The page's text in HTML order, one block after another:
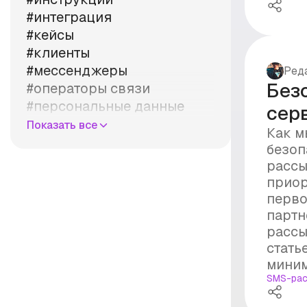
#интеграция
#кейсы
#клиенты
#мессенджеры
#операторы связи
#персональные данные
#правила
Показать все
Как
SMS-